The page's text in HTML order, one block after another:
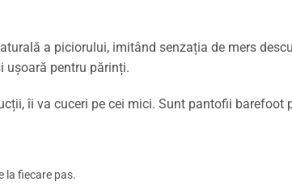
a piciorului, imitând senzația de mers
ușoară pentru părinți.
îi va cuceri pe cei mici. Sunt pantofii barefoot
la fiecare pas.